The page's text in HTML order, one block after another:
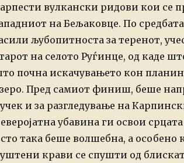
вулкански ридови кои се
на Бељаковце. По
љубопитноста за теренот,
на селото Руѓинце, од каде
почна искачувањето кон
Пред самиот финиш, беше
и за разгледување на
убавина ги освои
така беше волшебна, а особено
крави се спушти од